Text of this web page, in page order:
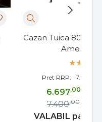
Cazan Tuica 80 Litri
Pret RRP: 7.400
6.697,00
7.400,00
VALABIL pana